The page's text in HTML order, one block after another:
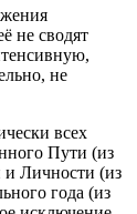
не сводят
не
всех
Пути (из
Личности (из
года (из